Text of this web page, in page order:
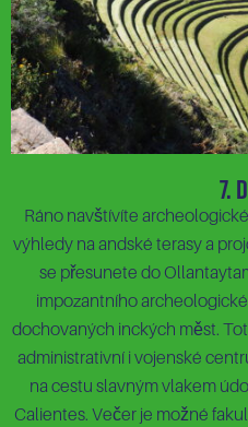
7.
Ráno navštívíte
výhledy na andské terasy a
se přesunete do
impozantního
dochovaných inckých měst.
administrativní i vojenské
na cestu slavným vlakem
Calientes. Večer je možné